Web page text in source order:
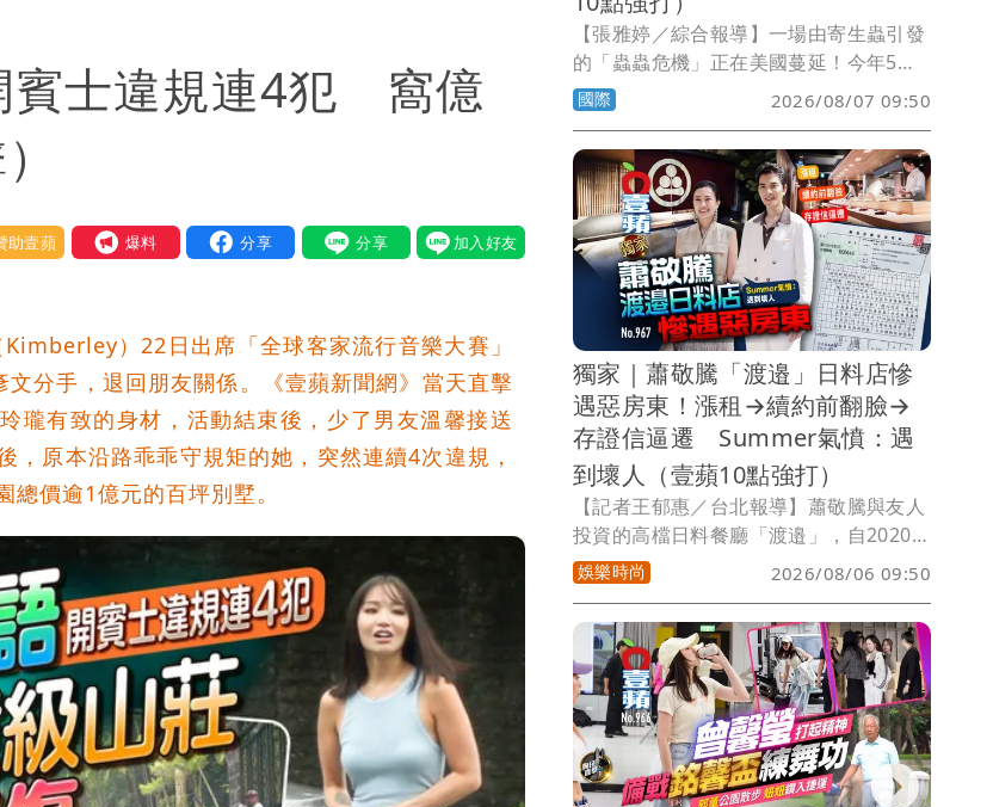
賓士違規連4犯 窩億
蘋 我要爆料
）22日出席「全球客家流行音樂大賽」
分手，退回朋友關係。《壹蘋新聞網》當天直擊
瓏有致的身材，活動結束後，少了男友溫馨接送
原本沿路乖乖守規矩的她，突然連續4次違規，
價逾1億元的百坪別墅。
【張雅婷／綜合報導】一場由寄生蟲引發
的「蟲蟲危機」正在美國蔓延！今年5月
中旬起，因感染「環孢子蟲症」
（Cyclosporiasis）而腹瀉不止的病例持
續攀升，截至8月初，全美已有47州通報
病例，感染人數破2萬例，甚至已傳出死
亡案例。調查發現，不少患者發病前曾食
用生鮮蔬菜，其中結球萵苣（美生菜）、
巴西里，以及台灣人熟悉的香菜，都被列
為可能污染來源。
國際 2026/08/07 09:50
獨家｜蕭敬騰「渡邉」日料店慘
遇惡房東！漲租→續約前翻臉→
存證信逼遷 Summer氣憤：遇
到壞人（壹蘋10點強打）
【記者王郁惠／台北報導】蕭敬騰與友人
投資的高檔日料餐廳「渡邉」，自2020年
11月開業以來，深受老饕喜愛，天王好友
周杰倫、林俊傑都曾捧場，由於該店採預
約制，每天僅開放12位客人用餐，更曾被
列為「台北最難訂位餐廳」之一，不料近
期卻爆出「渡邉」不僅遭惡房東漲租，對
方還臨時不續約，並寄存證信函要求限時
搬離，且要他們清空物件即可、將裝潢留
下，疑似計畫轉租他人從事同性質餐飲經
營，卸磨殺驢的行徑，相當惡劣！
娛樂時尚 2026/08/06 09:50